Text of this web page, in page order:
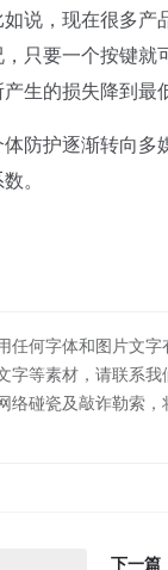
说，现在很多产
只要一个按键就
生的损失降到最
护逐渐转向多
。
何字体和图片文
等素材，请联系
碰瓷及敲诈勒索
下一篇